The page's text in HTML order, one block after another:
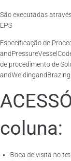
São executadas
EPS
Especificação de
de procedimento de
coluna:
Boca de visita no